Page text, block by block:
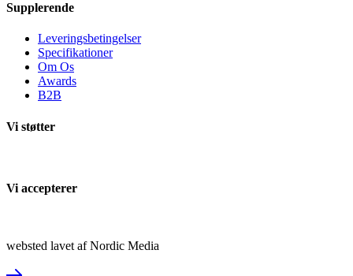
Supplerende
Leveringsbetingelser
Specifikationer
Om Os
Awards
B2B
Vi støtter
Vi accepterer
websted lavet af Nordic Media